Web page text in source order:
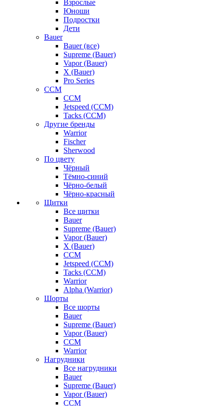
Взрослые
Юноши
Подростки
Дети
Bauer
Bauer (все)
Supreme (Bauer)
Vapor (Bauer)
X (Bauer)
Pro Series
CCM
CCM
Jetspeed (CCM)
Tacks (CCM)
Другие бренды
Warrior
Fischer
Sherwood
По цвету
Чёрный
Тёмно-синий
Чёрно-белый
Чёрно-красный
Щитки
Все щитки
Bauer
Supreme (Bauer)
Vapor (Bauer)
X (Bauer)
CCM
Jetspeed (CCM)
Tacks (CCM)
Warrior
Alpha (Warrior)
Шорты
Все шорты
Bauer
Supreme (Bauer)
Vapor (Bauer)
CCM
Warrior
Нагрудники
Все нагрудники
Bauer
Supreme (Bauer)
Vapor (Bauer)
CCM